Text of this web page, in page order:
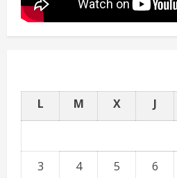
d
o
L M X J
3
4 5 6